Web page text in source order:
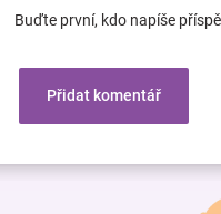
Buďte první, kdo napíše
Přidat komentář
Z